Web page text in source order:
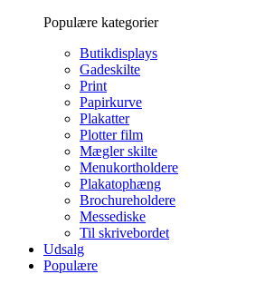
Populære kategorier
Butikdisplays
Gadeskilte
Print
Papirkurve
Plakatter
Plotter film
Mægler skilte
Menukortholdere
Plakatophæng
Brochureholdere
Messediske
Til skrivebordet
Udsalg
Populære